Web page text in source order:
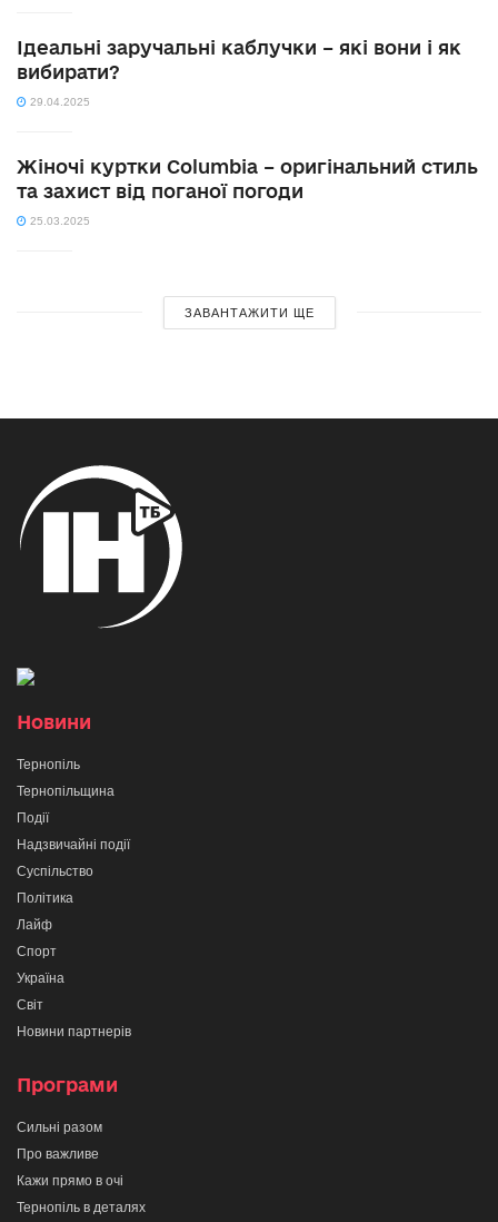
Ідеальні заручальні каблучки – які вони і як
вибирати?
29.04.2025
Жіночі куртки Columbia – оригінальний стиль
та захист від поганої погоди
25.03.2025
ЗАВАНТАЖИТИ ЩЕ
Новини
Тернопіль
Тернопільщина
Події
Надзвичайні події
Суспільство
Політика
Лайф
Спорт
Україна
Світ
Новини партнерів
Програми
Сильні разом
Про важливе
Кажи прямо в очі
Тернопіль в деталях